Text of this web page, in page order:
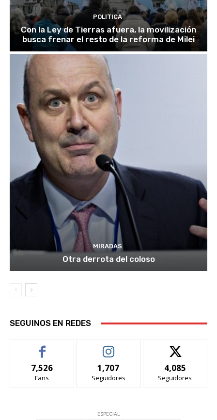
POLITICA
Con la Ley de Tierras afuera, la movilización
busca frenar el resto de la reforma de Milei
MIRADAS
Otra derrota del coloso
SEGUINOS EN REDES
7,526
Fans
1,707
Seguidores
4,085
Seguidores
ESPECIAL